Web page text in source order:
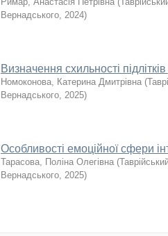
Вернадського, 2024)
Визначення схильності
Номоконова, Катерина Дмитрівна (
Вернадського, 2025)
Особливості емоційної сфери
Тарасова, Поліна Олегівна (
Вернадського, 2025)